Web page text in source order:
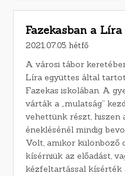
Fazekasban a
2021.07.05. hétfő
A városi tábor
Líra együttes által
Fazekas iskolában. A
várták a „mulatság”
vehettünk részt, hiszen
éneklésénél mindig
Volt, amikor különböző
kísérniük az előadást,
kézfeltartással kísérték